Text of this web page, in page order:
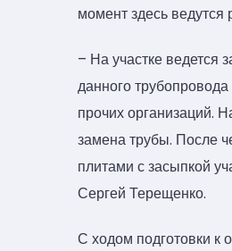
момент здесь
– На участке ведется
данного
прочих организаций.
замена трубы. После
плитами с засыпкой
Сергей Терещенко.
С ходом подготовки к